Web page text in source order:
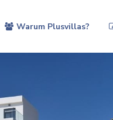
Warum Plusvillas?